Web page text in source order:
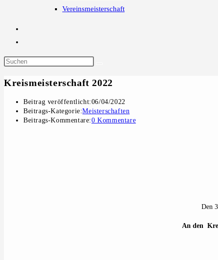
Vereinsmeisterschaft
Kreismeisterschaft 2022
Beitrag veröffentlicht:06/04/2022
Beitrags-Kategorie:Meisterschaften
Beitrags-Kommentare:0 Kommentare
Den
An den